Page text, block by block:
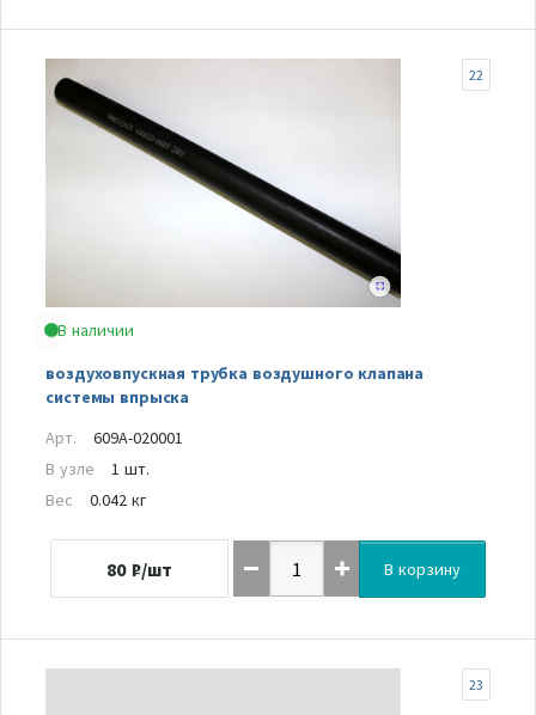
В наличии
воздуховпускная трубка воздушного клапана
системы впрыска
22
Арт.
609A-020001
В узле
1 шт.
Вес
0.042 кг
80 ₽/шт В корзину
23